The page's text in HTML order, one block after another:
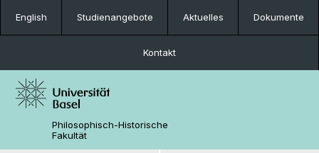
English Studienangebote Aktuelles Dokumente
Kontakt
Philosophisch-Historische
Fakultät